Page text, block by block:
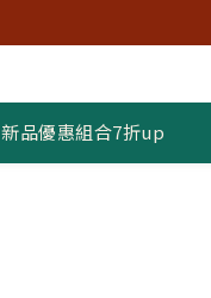
品優惠組合7折up